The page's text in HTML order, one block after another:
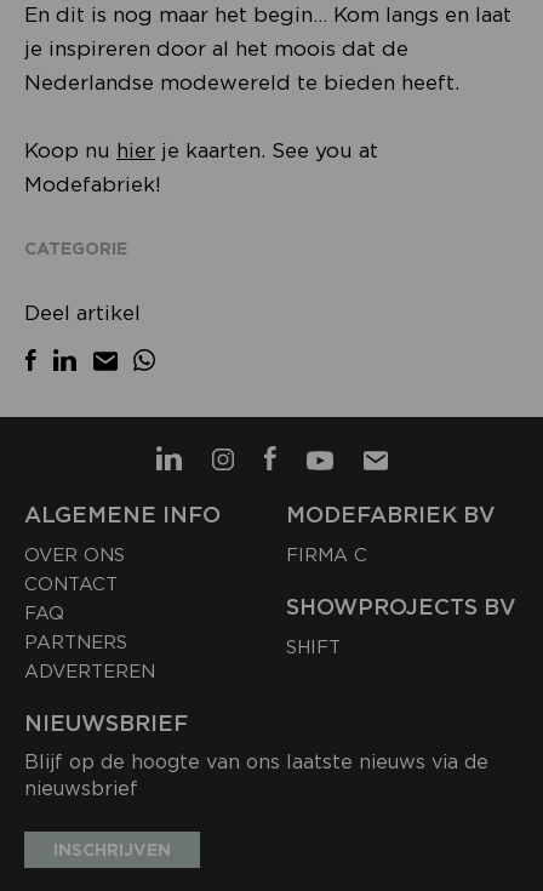
En dit is nog maar het begin… Kom langs en laat
je inspireren door al het moois dat de
Nederlandse modewereld te bieden heeft.
Koop nu hier je kaarten. See you at
Modefabriek!
CATEGORIE
Deel artikel
ALGEMENE INFO
OVER ONS
CONTACT
FAQ
PARTNERS
ADVERTEREN
MODEFABRIEK BV
FIRMA C
SHOWPROJECTS BV
SHIFT
NIEUWSBRIEF
Blijf op de hoogte van ons laatste nieuws via de
nieuwsbrief
INSCHRIJVEN